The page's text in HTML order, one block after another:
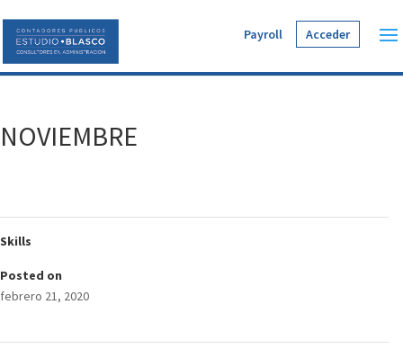
Payroll Acceder
NOVIEMBRE
Skills
Posted on
febrero 21, 2020